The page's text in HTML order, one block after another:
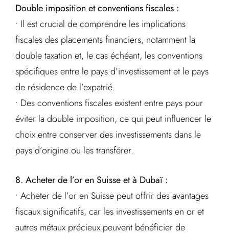
Double imposition et conventions fiscales :
• Il est crucial de comprendre les implications
fiscales des placements financiers, notamment la
double taxation et, le cas échéant, les conventions
spécifiques entre le pays d’investissement et le pays
de résidence de l’expatrié.
• Des conventions fiscales existent entre pays pour
éviter la double imposition, ce qui peut influencer le
choix entre conserver des investissements dans le
pays d’origine ou les transférer.
8. Acheter de l’or en Suisse et à Dubaï :
• Acheter de l’or en Suisse peut offrir des avantages
fiscaux significatifs, car les investissements en or et
autres métaux précieux peuvent bénéficier de